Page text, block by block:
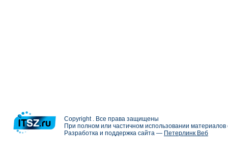
Copyright . Все права защищены
При полном или частичном использовании
Разработка и поддержка сайта — Петерлинк Веб